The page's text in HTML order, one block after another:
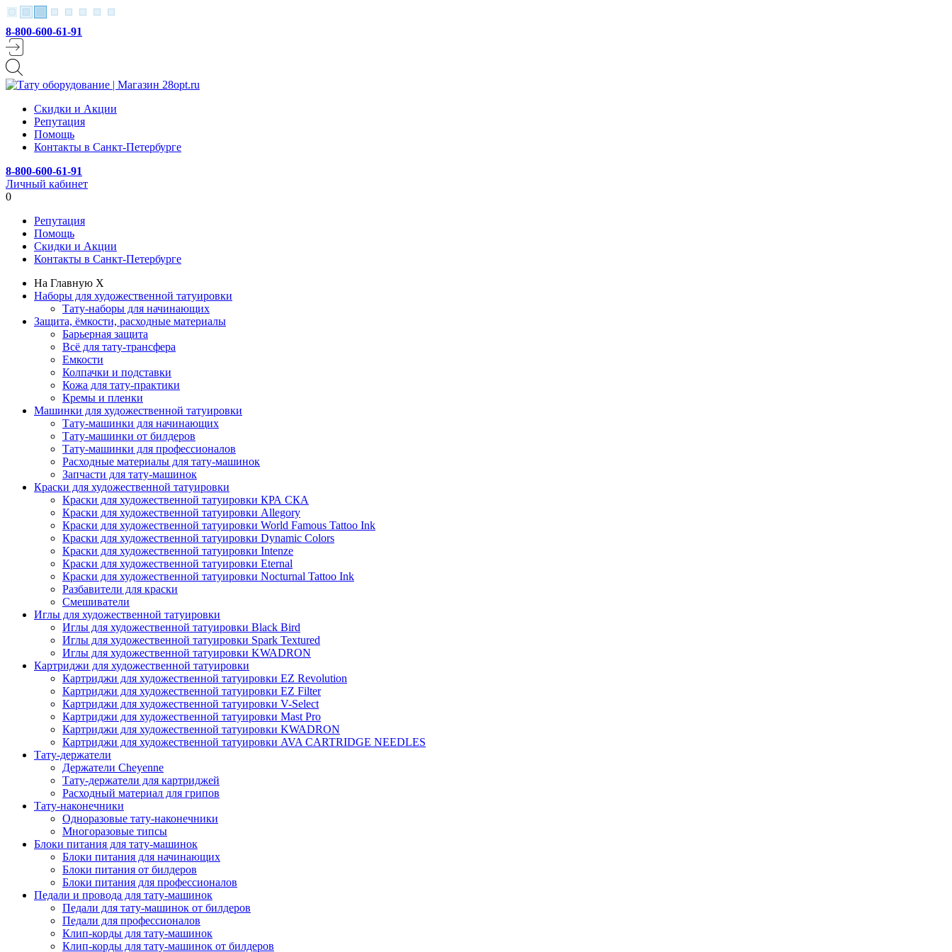
8-800-600-61-91
Скидки и Акции
Репутация
Помощь
Контакты в Санкт-Петербурге
8-800-600-61-91
Личный кабинет
0
Репутация
Помощь
Скидки и Акции
Контакты в Санкт-Петербурге
На Главную X
Наборы для художественной татуировки
Тату-наборы для начинающих
Защита, ёмкости, расходные материалы
Барьерная защита
Всё для тату-трансфера
Емкости
Колпачки и подставки
Кожа для тату-практики
Кремы и пленки
Машинки для художественной татуировки
Тату-машинки для начинающих
Тату-машинки от билдеров
Тату-машинки для профессионалов
Расходные материалы для тату-машинок
Запчасти для тату-машинок
Краски для художественной татуировки
Краски для художественной татуировки КРА СКА
Краски для художественной татуировки Allegory
Краски для художественной татуировки World Famous Tattoo Ink
Краски для художественной татуировки Dynamic Colors
Краски для художественной татуировки Intenze
Краски для художественной татуировки Eternal
Краски для художественной татуировки Nocturnal Tattoo Ink
Разбавители для краски
Смешиватели
Иглы для художественной татуировки
Иглы для художественной татуировки Black Bird
Иглы для художественной татуировки Spark Textured
Иглы для художественной татуировки KWADRON
Картриджи для художественной татуировки
Картриджи для художественной татуировки EZ Revolution
Картриджи для художественной татуировки EZ Filter
Картриджи для художественной татуировки V-Select
Картриджи для художественной татуировки Mast Pro
Картриджи для художественной татуировки KWADRON
Картриджи для художественной татуировки AVA CARTRIDGE NEEDLES
Тату-держатели
Держатели Cheyenne
Тату-держатели для картриджей
Расходный материал для грипов
Тату-наконечники
Одноразовые тату-наконечники
Многоразовые типсы
Блоки питания для тату-машинок
Блоки питания для начинающих
Блоки питания от билдеров
Блоки питания для профессионалов
Педали и провода для тату-машинок
Педали для тату-машинок от билдеров
Педали для профессионалов
Клип-корды для тату-машинок
Клип-корды для тату-машинок от билдеров